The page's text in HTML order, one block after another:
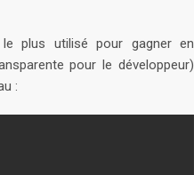
plus utilisé pour gagner en
pour le développeur)
: